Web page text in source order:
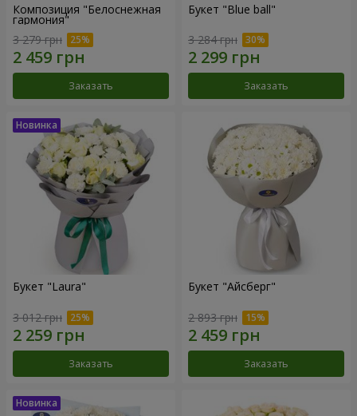
Композиция "Белоснежная
гармония"
3 279 грн
Заказать
Букет "Blue ball"
3 284 грн
Заказать
Букет "Laura"
3 012 грн
Заказать
Букет "Айсберг"
2 893 грн
Заказать